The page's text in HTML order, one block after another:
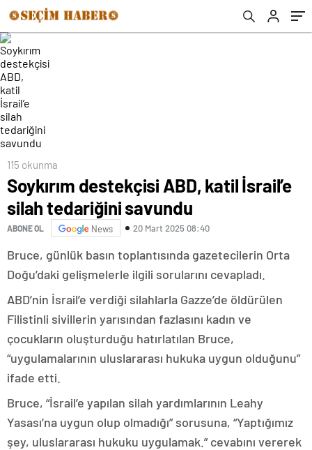
115 okunma
Soykırım destekçisi ABD, katil İsrail’e
silah tedariğini savundu
ABONE OL News 20 Mart 2025 08:40
Bruce, günlük basın toplantısında gazetecilerin Orta
Doğu’daki gelişmelerle ilgili sorularını cevapladı.
ABD’nin İsrail’e verdiği silahlarla Gazze’de öldürülen
Filistinli sivillerin yarısından fazlasını kadın ve
çocukların oluşturduğu hatırlatılan Bruce,
“uygulamalarının uluslararası hukuka uygun olduğunu”
ifade etti.
Bruce, “İsrail’e yapılan silah yardımlarının Leahy
Yasası’na uygun olup olmadığı” sorusuna, “Yaptığımız
şey, uluslararası hukuku uygulamak.” cevabını vererek